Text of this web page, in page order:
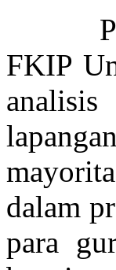
FKIP
dalam
para